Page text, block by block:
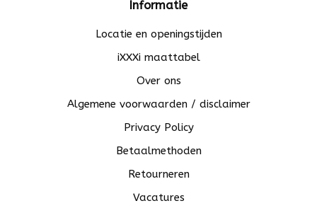
Informatie
Locatie en openingstijden
iXXXi maattabel
Over ons
Algemene voorwaarden / disclaimer
Privacy Policy
Betaalmethoden
Retourneren
Vacatures